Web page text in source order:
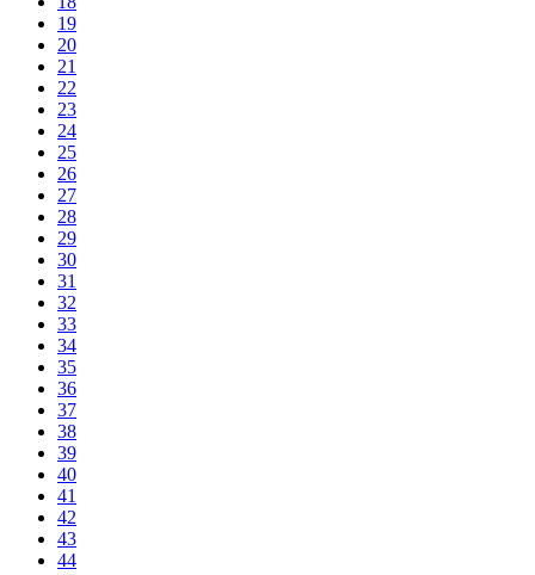
19
20
21
22
23
24
25
26
27
28
29
30
31
32
33
34
35
36
37
38
39
40
41
42
43
44